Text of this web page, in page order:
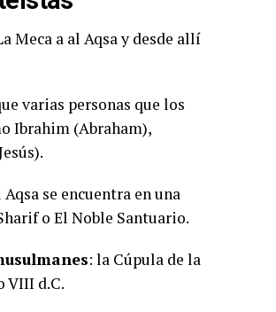
Meca a al Aqsa y desde allí
varias personas que los
Ibrahim (Abraham),
se encuentra en una
o El Noble Santuario.
: la Cúpula de la
VIII d.C.